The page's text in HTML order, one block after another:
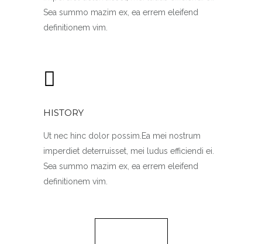
Sea summo mazim ex, ea errem eleifend
definitionem vim.
HISTORY
Ut nec hinc dolor possim.Ea mei nostrum
imperdiet deterruisset, mei ludus efficiendi ei.
Sea summo mazim ex, ea errem eleifend
definitionem vim.